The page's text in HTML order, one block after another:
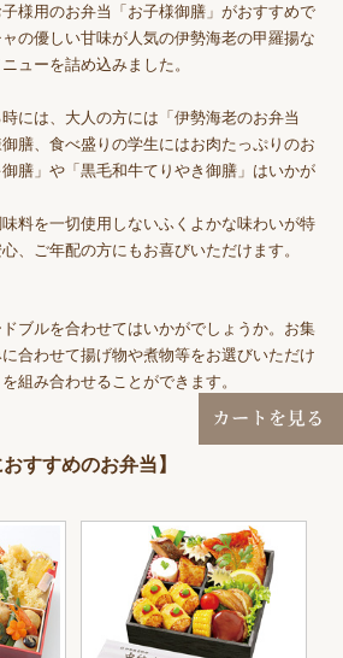
様用のお弁当「お子様御膳」がおすすめで
の優しい甘味が人気の伊勢海老の甲羅揚な
ューを詰め込みました。
には、大人の方には「伊勢海老のお弁当
膳、食べ盛りの学生にはお肉たっぷりのお
膳」や「黒毛和牛てりやき御膳」はいかが
料を一切使用しないふくよかな味わいが特
、ご年配の方にもお喜びいただけます。
ブルを合わせてはいかがでしょうか。お集
合わせて揚げ物や煮物等をお選びいただけ
組み合わせることができます。
すすめのお弁当】